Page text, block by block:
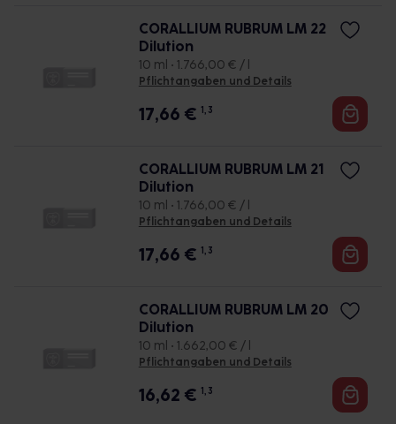
CORALLIUM RUBRUM LM 22
Dilution
10 ml • 1.766,00 € / l
Pflichtangaben und Details
17,66 € 1, 3
CORALLIUM RUBRUM LM 21
Dilution
10 ml • 1.766,00 € / l
Pflichtangaben und Details
17,66 € 1, 3
CORALLIUM RUBRUM LM 20
Dilution
10 ml • 1.662,00 € / l
Pflichtangaben und Details
16,62 € 1, 3